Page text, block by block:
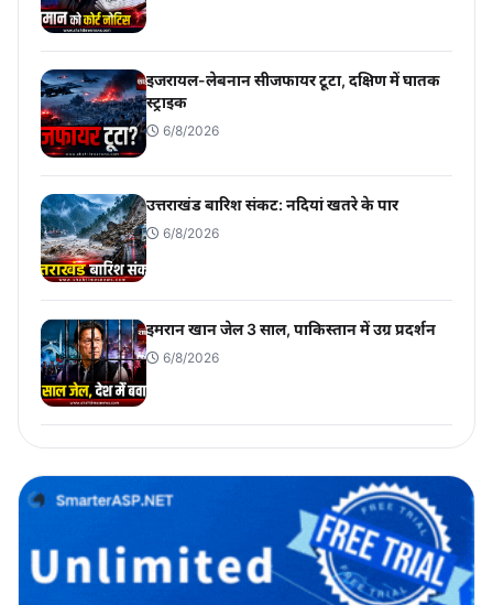
इजरायल-लेबनान सीजफायर टूटा, दक्षिण में घातक
स्ट्राइक
6/8/2026
उत्तराखंड बारिश संकट: नदियां खतरे के पार
6/8/2026
इमरान खान जेल 3 साल, पाकिस्तान में उग्र प्रदर्शन
6/8/2026